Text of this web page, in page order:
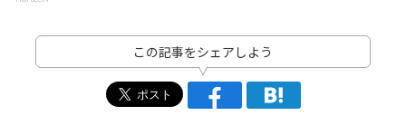
この記事をシェアしよう